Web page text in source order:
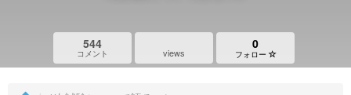
544
コメント views
0
フォロー